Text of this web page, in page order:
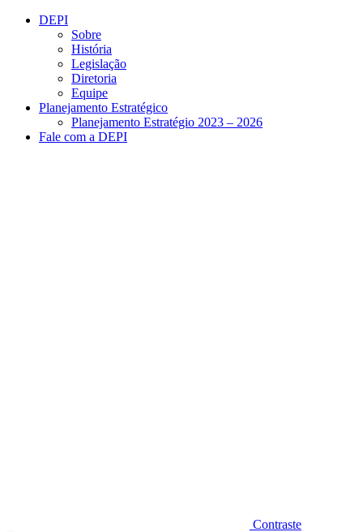
Conteúdo principal
DEPI
Sobre
História
Legislação
Diretoria
Equipe
Planejamento Estratégico
Planejamento Estratégio 2023 – 2026
Fale com a DEPI
Contraste